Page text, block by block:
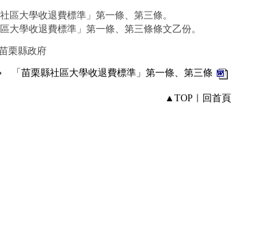
區大學收退費標準」第一條、第三條。
大學收退費標準」第一條、第三條條文乙份。
栗縣政府
「苗栗縣社區大學收退費標準」第一條、第三條
▲TOP︱ 回首頁